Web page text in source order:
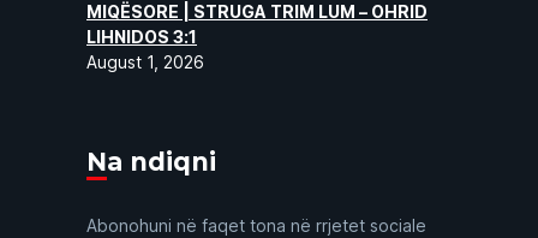
MIQËSORE | STRUGA TRIM LUM – OHRID
LIHNIDOS 3:1
August 1, 2026
Na ndiqni
Abonohuni në faqet tona në rrjetet sociale